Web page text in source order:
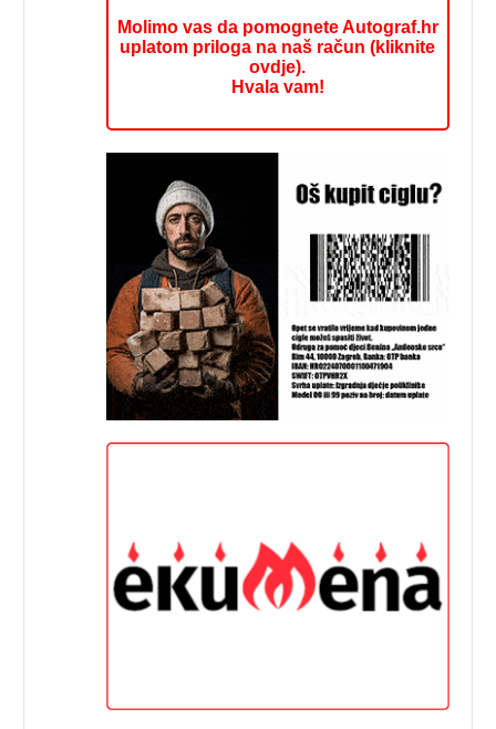
Molimo vas da pomognete Autograf.hr
uplatom priloga na naš račun (kliknite
ovdje).
Hvala vam!